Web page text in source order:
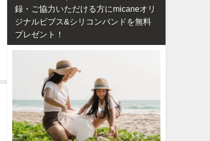
録・ご協力いただける方にmicaneオリ
ジナルビブス&シリコンバンドを無料
プレゼント！